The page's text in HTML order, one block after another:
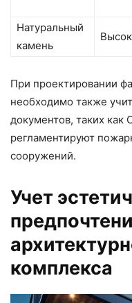
Натуральный
камень
При проектировании
необходимо также
документов, таких
регламентируют
сооружений.
Учет
комплекса